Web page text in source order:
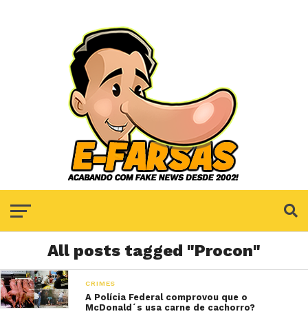
All posts tagged "Procon"
CRIMES
A Polícia Federal comprovou que o
McDonald´s usa carne de cachorro?